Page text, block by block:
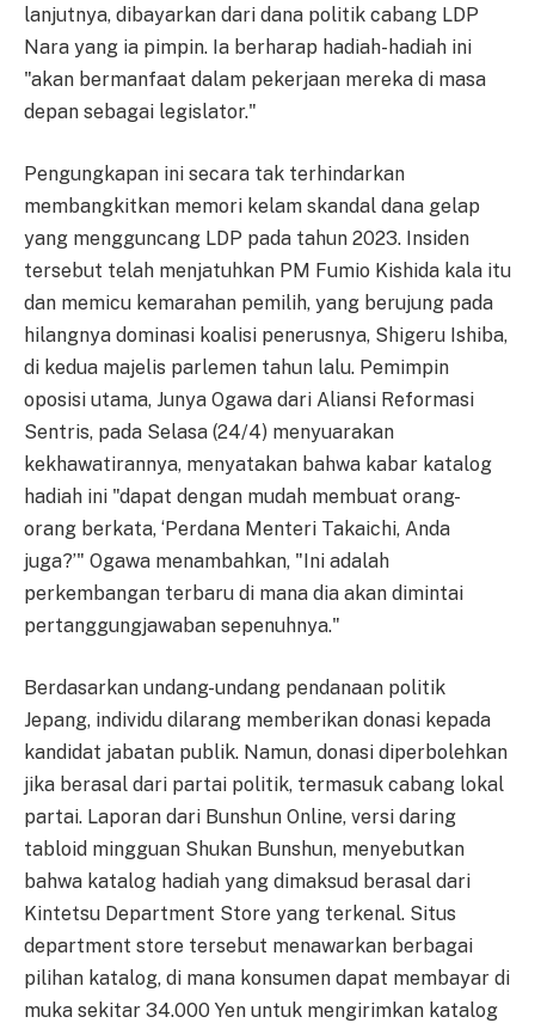
lanjutnya, dibayarkan dari dana politik cabang LDP
Nara yang ia pimpin. Ia berharap hadiah-hadiah ini
"akan bermanfaat dalam pekerjaan mereka di masa
depan sebagai legislator."
Pengungkapan ini secara tak terhindarkan
membangkitkan memori kelam skandal dana gelap
yang mengguncang LDP pada tahun 2023. Insiden
tersebut telah menjatuhkan PM Fumio Kishida kala itu
dan memicu kemarahan pemilih, yang berujung pada
hilangnya dominasi koalisi penerusnya, Shigeru Ishiba,
di kedua majelis parlemen tahun lalu. Pemimpin
oposisi utama, Junya Ogawa dari Aliansi Reformasi
Sentris, pada Selasa (24/4) menyuarakan
kekhawatirannya, menyatakan bahwa kabar katalog
hadiah ini "dapat dengan mudah membuat orang-
orang berkata, ‘Perdana Menteri Takaichi, Anda
juga?’" Ogawa menambahkan, "Ini adalah
perkembangan terbaru di mana dia akan dimintai
pertanggungjawaban sepenuhnya."
Berdasarkan undang-undang pendanaan politik
Jepang, individu dilarang memberikan donasi kepada
kandidat jabatan publik. Namun, donasi diperbolehkan
jika berasal dari partai politik, termasuk cabang lokal
partai. Laporan dari Bunshun Online, versi daring
tabloid mingguan Shukan Bunshun, menyebutkan
bahwa katalog hadiah yang dimaksud berasal dari
Kintetsu Department Store yang terkenal. Situs
department store tersebut menawarkan berbagai
pilihan katalog, di mana konsumen dapat membayar di
muka sekitar 34.000 Yen untuk mengirimkan katalog